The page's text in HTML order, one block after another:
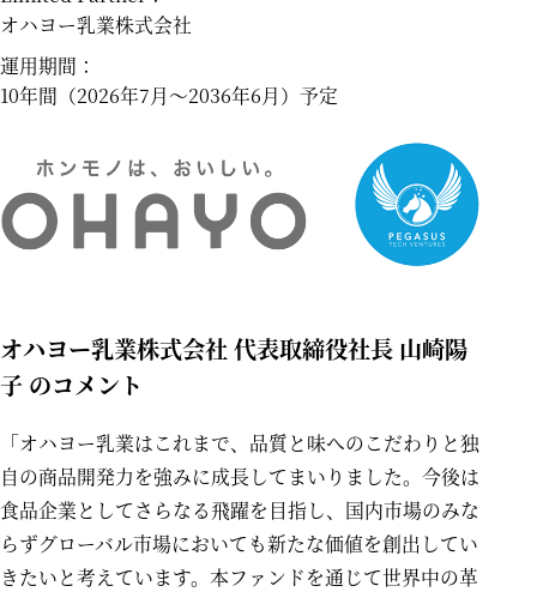
オハヨー乳業株式会社
運用期間：
10年間（2026年7月～2036年6月）予定
オハヨー乳業株式会社 代表取締役社長 山崎陽
子 のコメント
「オハヨー乳業はこれまで、品質と味へのこだわりと独
自の商品開発力を強みに成長してまいりました。今後は
食品企業としてさらなる飛躍を目指し、国内市場のみな
らずグローバル市場においても新たな価値を創出してい
きたいと考えています。本ファンドを通じて世界中の革